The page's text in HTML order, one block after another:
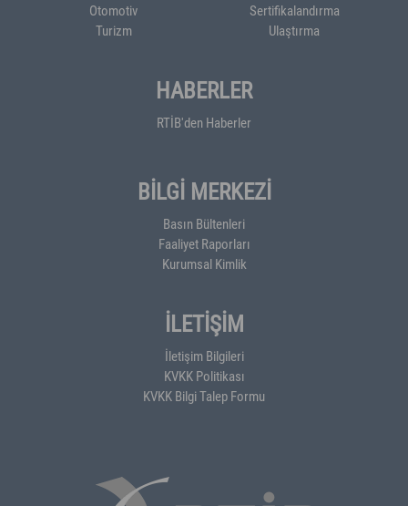
Otomotiv
Sertifikalandırma
Turizm
Ulaştırma
HABERLER
RTİB'den Haberler
BİLGİ MERKEZİ
Basın Bültenleri
Faaliyet Raporları
Kurumsal Kimlik
İLETİŞİM
İletişim Bilgileri
KVKK Politikası
KVKK Bilgi Talep Formu